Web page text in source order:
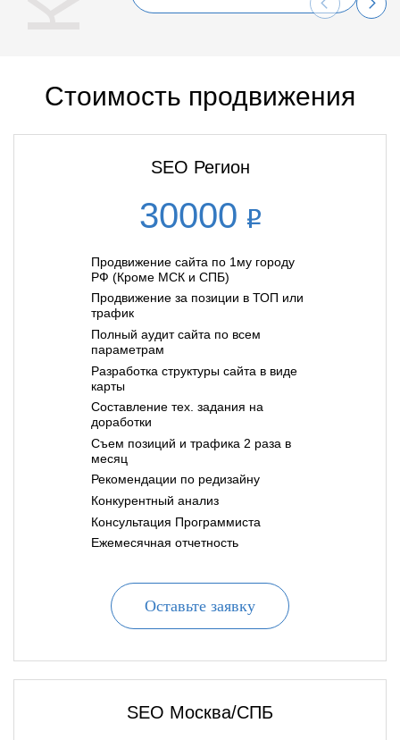
Стоимость продвижения
SEO Регион
30000
Продвижение сайта по 1му городу
РФ (Кроме МСК и СПБ)
Продвижение за позиции в ТОП или
трафик
Полный аудит сайта по всем
параметрам
Разработка структуры сайта в виде
карты
Составление тех. задания на
доработки
Съем позиций и трафика 2 раза в
месяц
Рекомендации по редизайну
Конкурентный анализ
Консультация Программиста
Ежемесячная отчетность
Оставьте заявку
SEO Москва/СПБ